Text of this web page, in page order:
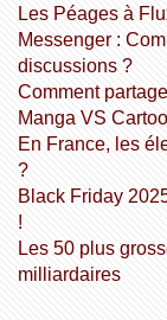
Les Péages à
Messenger : Comment récupérer et lire toutes les
discussions ?
Comment
Manga VS
En France, les élections municipales : comment ça marche
?
Black Friday 2025 : records de ventes, chaos de livraisons
!
Les 50 plus grosses fortunes de France sont tous des
milliardaires